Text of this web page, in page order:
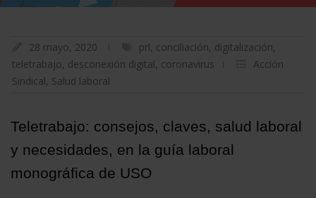
28 mayo, 2020 prl, conciliación, digitalización,
teletrabajo, desconexión digital, coronavirus
Acción
Sindical, Salud laboral
Teletrabajo: consejos, claves, salud laboral
y necesidades, en la guía laboral
monográfica de USO